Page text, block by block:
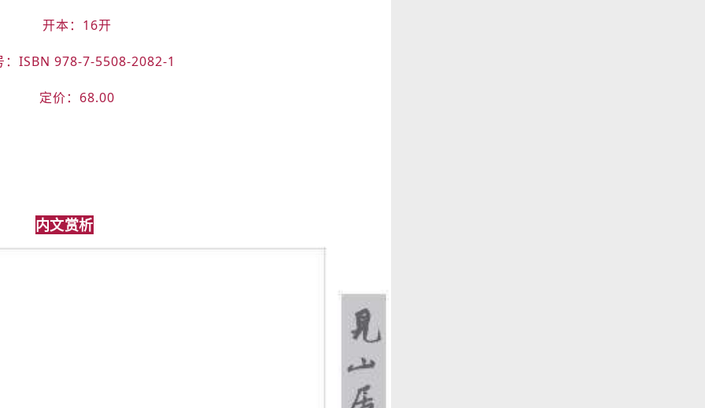
开本：16开
：ISBN 978-7-5508-2082-1
定价：68.00
内文赏析